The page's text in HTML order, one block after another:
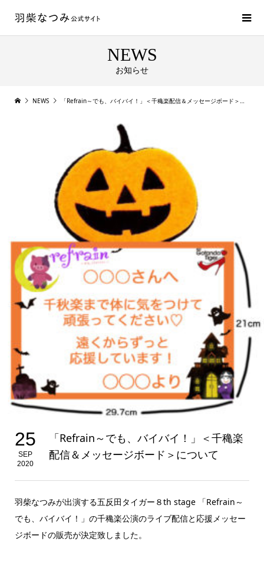
NEWS
お知らせ
NEWS 「Refrain～でも、バイバイ！」＜千穐楽配信＆メッセージボード＞について
25
SEP
2020
「Refrain～でも、バイバイ！」＜千穐楽
配信＆メッセージボード＞について
羽柴なつみが出演する五反田タイガー８th stage 「Refrain～
でも、バイバイ！」の千穐楽公演のライブ配信と応援メッセー
ジボードの販売が決定致しました。